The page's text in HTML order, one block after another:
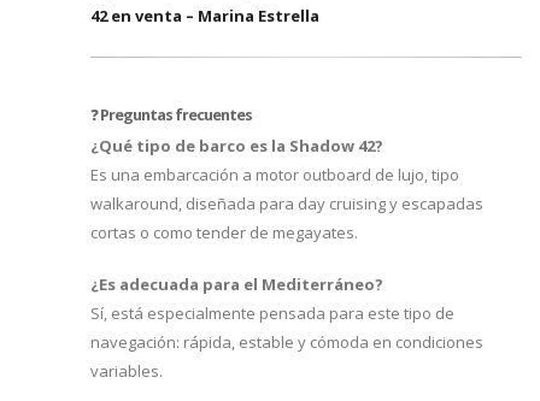
42 en venta – Marina Estrella
❓Preguntas frecuentes
¿Qué tipo de barco es la Shadow 42?
Es una embarcación a motor outboard de lujo, tipo
walkaround, diseñada para day cruising y escapadas
cortas o como tender de megayates.
¿Es adecuada para el Mediterráneo?
Sí, está especialmente pensada para este tipo de
navegación: rápida, estable y cómoda en condiciones
variables.